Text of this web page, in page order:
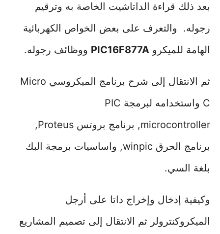
بعد ذلك قراءة الداتاشيت الخاصة به وترقيم
رجوله. والتعرف على بعض الخواص الكهربائية
الهامة للميكرو PIC16F877A ووظائف رجوله.
ثم الانتقال إلى شرح برنامج الميكروسي Micro
C واستخدامه لبرمجة PIC
microcontroller, برنامج بروتس Proteus,
برنامج الحرق winpic, واساسيات برمجة البك
بلغة السي.
وكيفية إدخال وإخراج داتا على أرجل
الميكروكنترولر ثم الانتقال إلى تصميم المشاريع